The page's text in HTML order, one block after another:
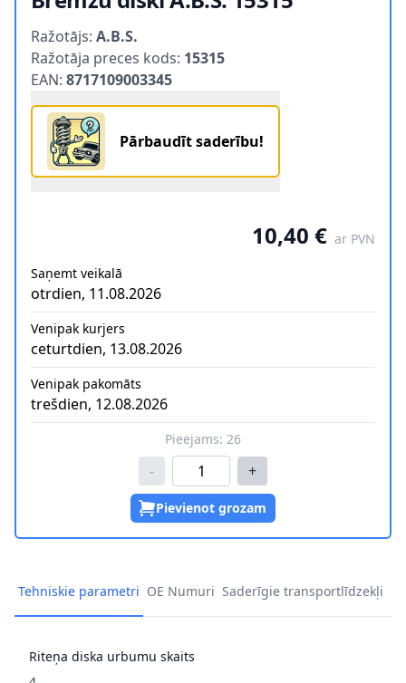
Ražotājs: A.B.S.
Ražotāja preces kods: 15315
EAN: 8717109003345
Pārbaudīt saderību!
10,40 € ar PVN
Saņemt veikalā
otrdien, 11.08.2026
Venipak kurjers
ceturtdien, 13.08.2026
Venipak pakomāts
trešdien, 12.08.2026
Pieejams: 26
- +
Pievienot grozam
Tehniskie parametri OE Numuri Saderīgie transportlīdzekļi
Riteņa diska urbumu skaits